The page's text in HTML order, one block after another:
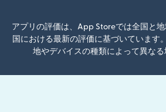
アプリの評価は、App Storeでは全国と
国における最新の評価に基づいています
地やデバイスの種類によって異なる